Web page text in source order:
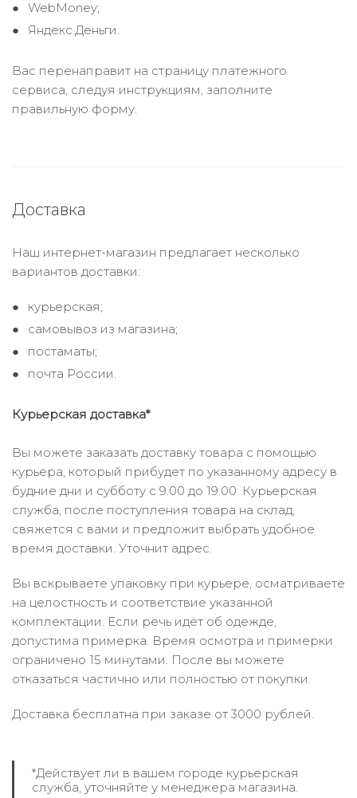
WebMoney;
Яндекс.Деньги.
Вас перенаправит на страницу платежного
сервиса, следуя инструкциям, заполните
правильную форму.
Доставка
Наш интернет-магазин предлагает несколько
вариантов доставки:
курьерская;
самовывоз из магазина;
постаматы;
почта России.
Курьерская доставка*
Вы можете заказать доставку товара с помощью
курьера, который прибудет по указанному адресу в
будние дни и субботу с 9.00 до 19.00. Курьерская
служба, после поступления товара на склад,
свяжется с вами и предложит выбрать удобное
время доставки. Уточнит адрес.
Вы вскрываете упаковку при курьере, осматриваете
на целостность и соответствие указанной
комплектации. Если речь идёт об одежде,
допустима примерка. Время осмотра и примерки
ограничено 15 минутами. После вы можете
отказаться частично или полностью от покупки.
Доставка бесплатна при заказе от 3000 рублей.
*Действует ли в вашем городе курьерская
служба, уточняйте у менеджера магазина.